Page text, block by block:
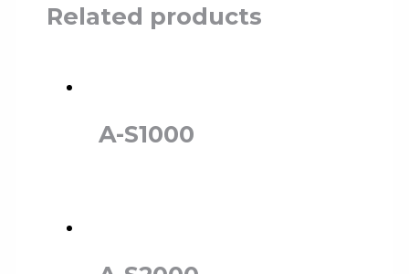
Related products
A-S1000